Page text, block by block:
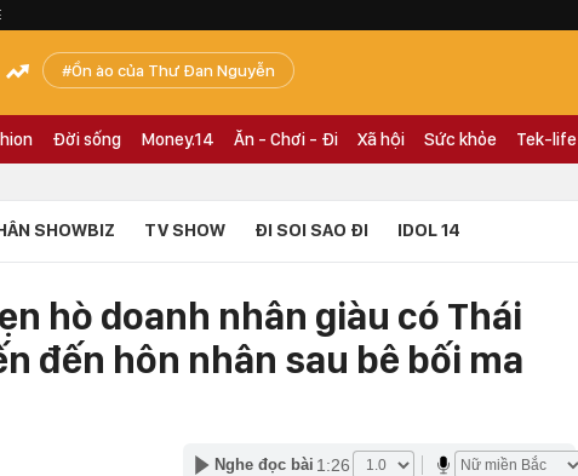
Ồn ào của Thư Đan Nguyễn
Đời sống Money.14 Ăn - Chơi - Đi Xã hội Sức khỏe Tek-life
SHOWBIZ TV SHOW ĐI SOI SAO ĐI IDOL 14
hò doanh nhân giàu có Thái
đến hôn nhân sau bê bối ma
Nghe đọc bài 1:26